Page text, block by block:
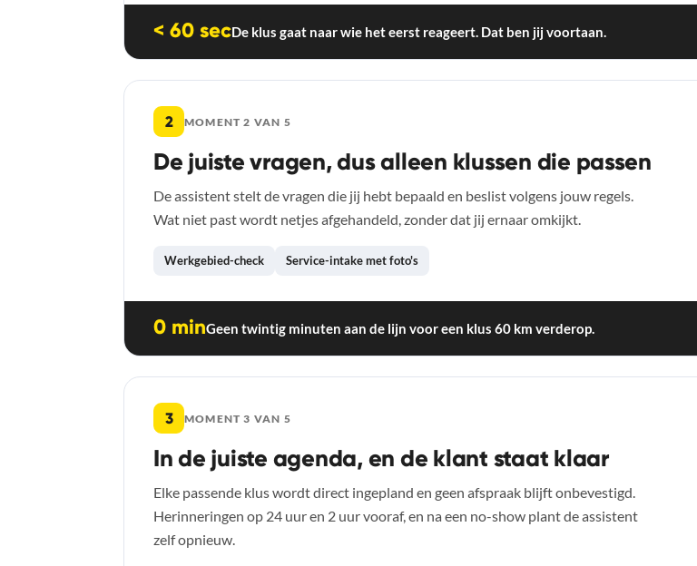
< 60 secDe klus gaat naar wie het eerst reageert. Dat ben jij voortaan.
2 MOMENT 2 VAN 5
De juiste vragen, dus alleen klussen die passen
De assistent stelt de vragen die jij hebt bepaald en beslist volgens jouw regels.
Wat niet past wordt netjes afgehandeld, zonder dat jij ernaar omkijkt.
Werkgebied-check Service-intake met foto's
0 minGeen twintig minuten aan de lijn voor een klus 60 km verderop.
3 MOMENT 3 VAN 5
In de juiste agenda, en de klant staat klaar
Elke passende klus wordt direct ingepland en geen afspraak blijft onbevestigd.
Herinneringen op 24 uur en 2 uur vooraf, en na een no-show plant de assistent
zelf opnieuw.